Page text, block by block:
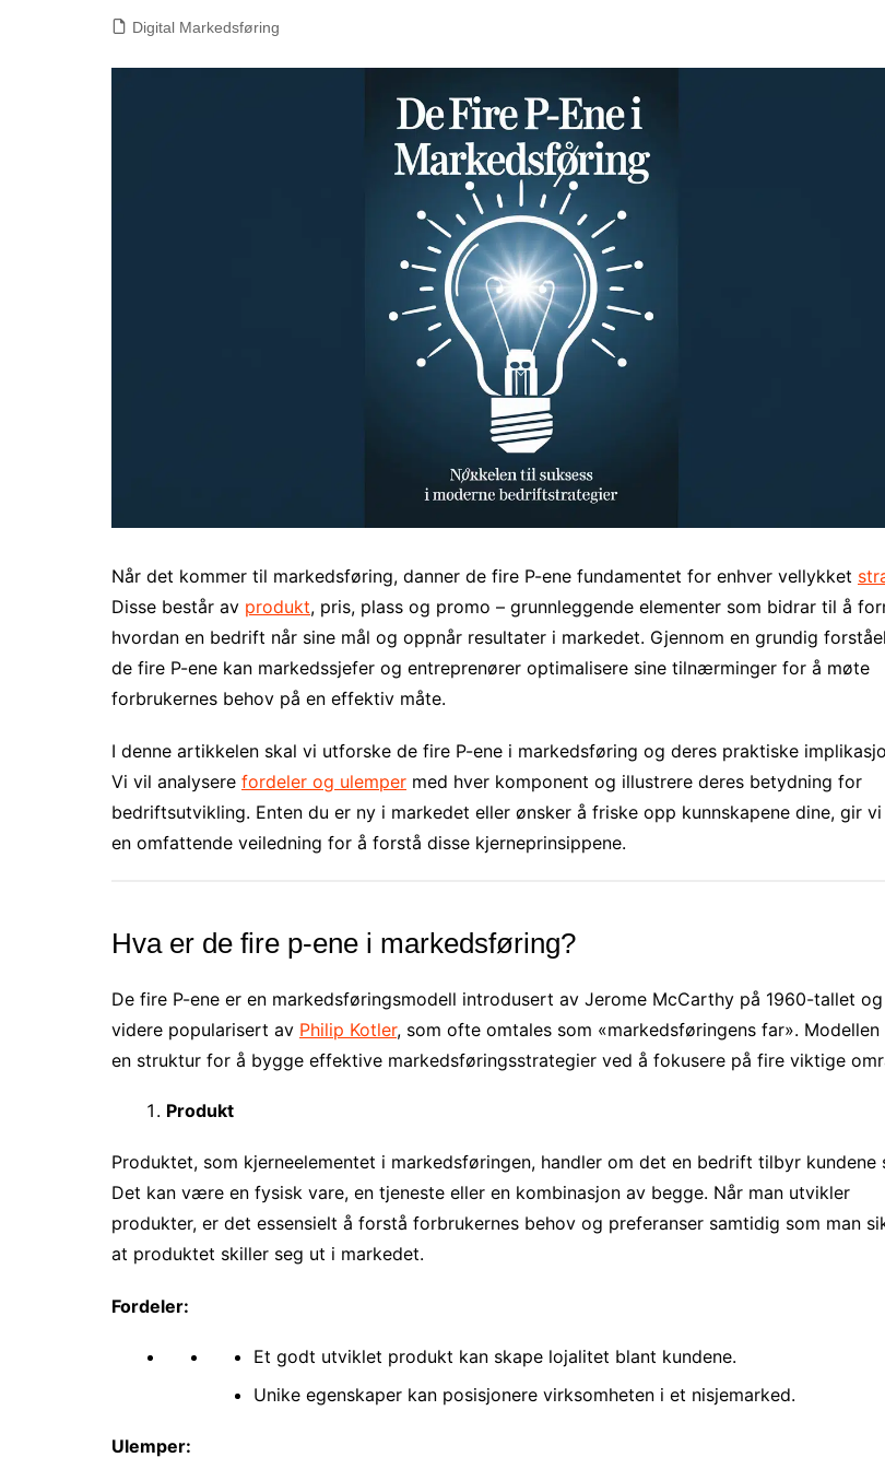
Helhetlig markedsføring
Konverteringsoptimalisering
Merkevarebygging
Microsoft Markedsføring
(Bing)
Facebook Markedsføring
(Meta)
Digital Markedsføring
Når det kommer til markedsføring, danner de fire P-ene fundamentet for enhver vellykket
Disse består av produkt, pris, plass og promo – grunnleggende elementer som bidrar til å
hvordan en bedrift når sine mål og oppnår resultater i markedet. Gjennom en grundig
de fire P-ene kan markedssjefer og entreprenører optimalisere sine tilnærminger for å møte
forbrukernes behov på en effektiv måte.
I denne artikkelen skal vi utforske de fire P-ene i markedsføring og deres praktiske
Vi vil analysere fordeler og ulemper med hver komponent og illustrere deres betydning for
bedriftsutvikling. Enten du er ny i markedet eller ønsker å friske opp kunnskapene dine, gir
en omfattende veiledning for å forstå disse kjerneprinsippene.
Hva er de fire p-ene i markedsføring?
De fire P-ene er en markedsføringsmodell introdusert av Jerome McCarthy på 1960-tallet og
videre popularisert av Philip Kotler, som ofte omtales som «markedsføringens far». Modellen
en struktur for å bygge effektive markedsføringsstrategier ved å fokusere på fire viktige
Produkt
Produktet, som kjerneelementet i markedsføringen, handler om det en bedrift tilbyr kundene
Det kan være en fysisk vare, en tjeneste eller en kombinasjon av begge. Når man utvikler
produkter, er det essensielt å forstå forbrukernes behov og preferanser samtidig som man
at produktet skiller seg ut i markedet.
Fordeler:
Et godt utviklet produkt kan skape lojalitet blant kundene.
Unike egenskaper kan posisjonere virksomheten i et nisjemarked.
Ulemper: